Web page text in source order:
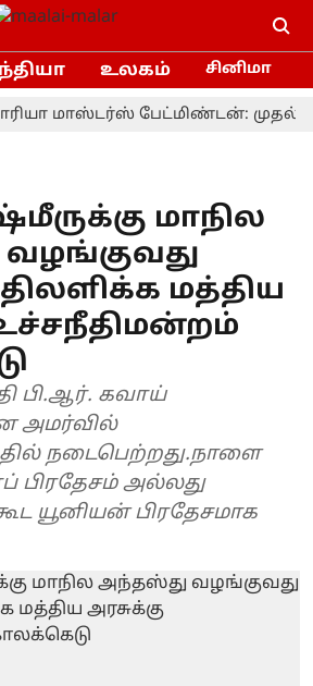
உலகம் சினிமா
பேட்மிண்டன்: முதல்
மாநில
மத்திய
பி.ஆர். கவாய்
அமர்வில்
நடைபெற்றது.நாளை
பிரதேசம் அல்லது
யூனியன் பிரதேசமாக